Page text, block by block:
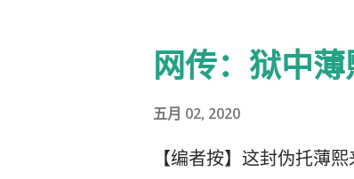
实的真相，剩下的就是
几天之后媒体上、网络上
大会，被称为中国历史上
庐山会议的规模，有着
网传：狱中
五月 02, 2020
【编者按】这封伪托薄